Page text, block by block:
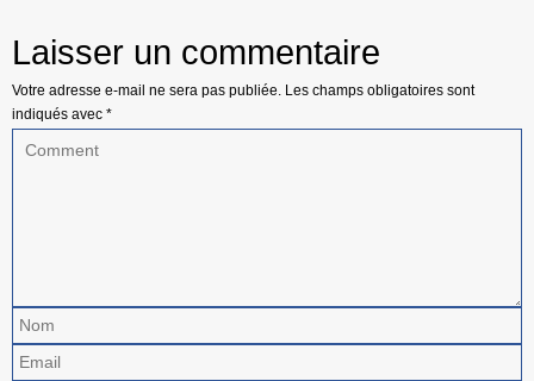
Laisser un commentaire
Votre adresse e-mail ne sera pas publiée. Les champs obligatoires sont
indiqués avec *